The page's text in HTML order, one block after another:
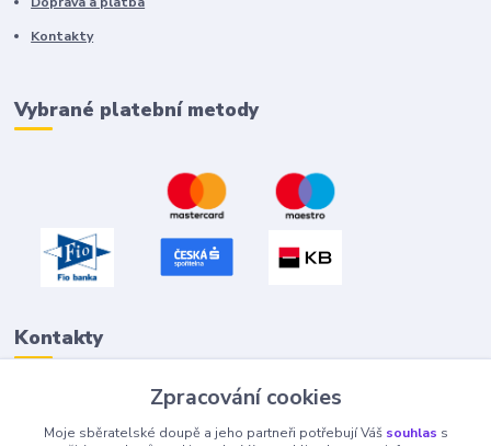
Kontakty
Vybrané platební metody
Kontakty
info@tivan.cz
Zpracování cookies
Moje sběratelské doupě a jeho partneři potřebují Váš souhlas s